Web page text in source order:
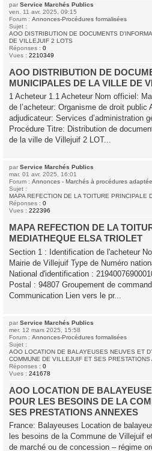
par Service Marchés Publics
ven. 11 avr. 2025, 09:15
Forum : Annonces-Procédures formalisées
Sujet :
AOO DISTRIBUTION DE DOCUMENTS
DE VILLEJUIF 2 LOTS
Réponses : 0
Vues : 2210349
AOO DISTRIBUTION DE
MUNICIPALES DE LA VILLE DE
1 Acheteur 1.1 Acheteur Nom officiel:
de l’acheteur: Organisme de droit public
adjudicateur: Services d’administration
Procédure Titre: Distribution de
de la ville de Villejuif 2 LOT...
par Service Marchés Publics
mar. 01 avr. 2025, 16:01
Forum : Annonces - Marchés à procédures
Sujet :
MAPA REFECTION DE LA TOITURE PRINCIPALE
Réponses : 0
Vues : 222396
MAPA REFECTION DE LA
MEDIATHEQUE ELSA TRIOLET
Section 1 : Identification de l'acheteur
Mairie de Villejuif Type de Numéro
National d'identification :
Postal : 94807 Groupement de
Communication Lien vers le pr...
par Service Marchés Publics
mer. 12 mars 2025, 15:58
Forum : Annonces-Procédures formalisées
Sujet :
AOO LOCATION DE BALAYEUSES NEUVES ET
COMMUNE DE VILLEJUIF ET SES PRESTATIONS
Réponses : 0
Vues : 241678
AOO LOCATION DE
POUR LES BESOINS DE LA
SES PRESTATIONS ANNEXES
France: Balayeuses Location de
les besoins de la Commune de Villejuif
de marché ou de concession – régime